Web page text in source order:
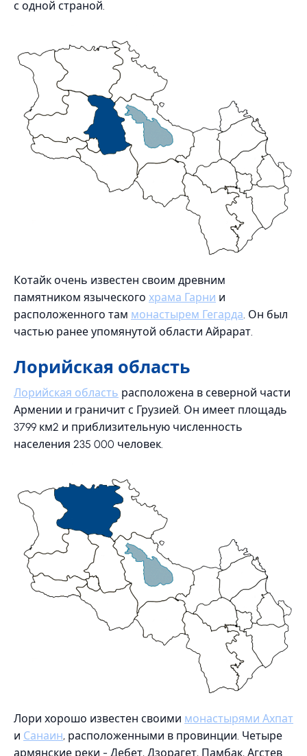
с одной страной.
Котайк очень известен своим древним
памятником языческого храма Гарни и
расположенного там монастырем Гегарда. Он был
частью ранее упомянутой области Айрарат.
Лорийская область
Лорийская область расположена в северной части
Армении и граничит с Грузией. Он имеет площадь
3799 км2 и приблизительную численность
населения 235 000 человек.
Лори хорошо известен своими монастырями Ахпат
и Санаин, расположенными в провинции. Четыре
армянские реки - Дебет, Дзорагет, Памбак, Агстев